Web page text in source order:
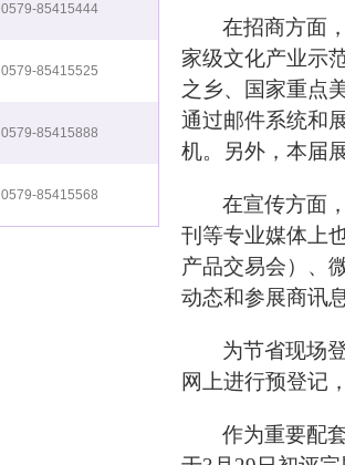
0579-85415444
0579-85415525
0579-85415888
0579-85415568
在招商方面
家级文化产业示
之乡、国家重点
通过邮件系统和
机。另外，本届
在宣传方面
刊等专业媒体上
产品交易会）、
动态和参展商讯
为节省现场
网上进行预登记
作为重要配